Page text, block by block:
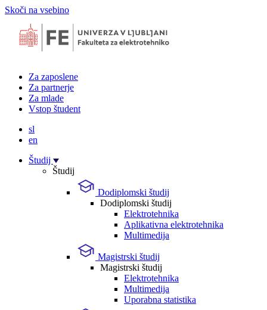
Skoči na vsebino
Za zaposlene
Za partnerje
Za mlade
Vstop študent
sl
en
Študij
Študij
Dodiplomski študij
Dodiplomski študij
Elektrotehnika
Aplikativna elektrotehnika
Multimedija
Magistrski študij
Magistrski študij
Elektrotehnika
Multimedija
Uporabna statistika